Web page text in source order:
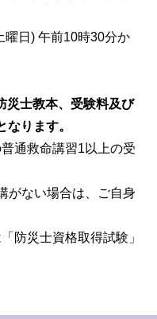
曜日) 午前10時30分か
災士教本、受験料及び
ります。
通救命講習1以上の受
がない場合は、ご自身
防災士資格取得試験」